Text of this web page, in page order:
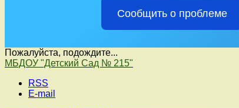
Сообщить о проблеме
Пожалуйста, подождите...
Перейти
содержимому
МБДОУ "Детский Сад № 215"
RSS
E-mail